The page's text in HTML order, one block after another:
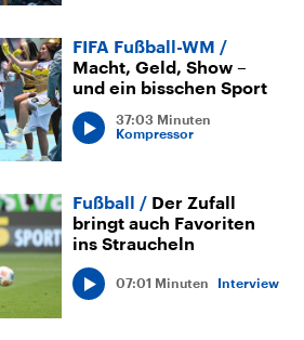
FIFA Fußball-WM
Macht, Geld, Show –
und ein bisschen Sport
37:03 Minuten
Kompressor
Fußball
Der Zufall
bringt auch Favoriten
ins Straucheln
07:01 Minuten Interview